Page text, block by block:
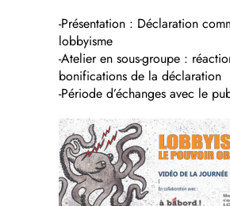
-Présentation : Déclaration
lobbyisme
-Atelier en sous-groupe :
bonifications de la déclaration
-Période d’échanges avec le